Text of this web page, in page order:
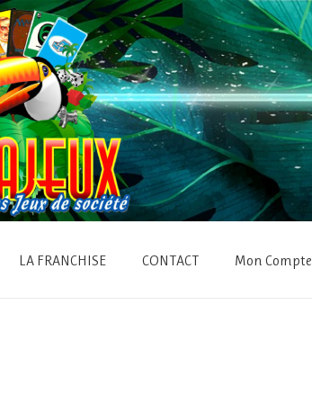
LA FRANCHISE CONTACT Mon Compte